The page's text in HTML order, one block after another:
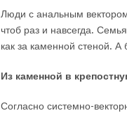
Люди с анальным
чтоб раз и навсегда.
как за каменной стеной. А
Из каменной в
Согласно системно-